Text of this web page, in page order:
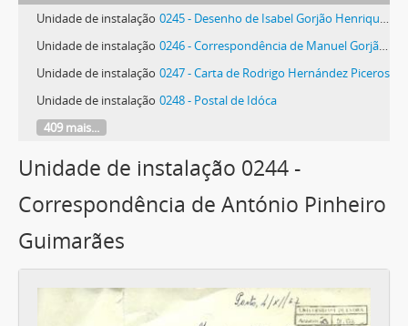
Unidade de instalação 0245 - Desenho de Isabel Gorjão Henriques
Unidade de instalação 0246 - Correspondência de Manuel Gorjão Henriques
Unidade de instalação 0247 - Carta de Rodrigo Hernández Piceros
Unidade de instalação 0248 - Postal de Idóca
409 mais...
Unidade de instalação 0244 -
Correspondência de António Pinheiro
Guimarães